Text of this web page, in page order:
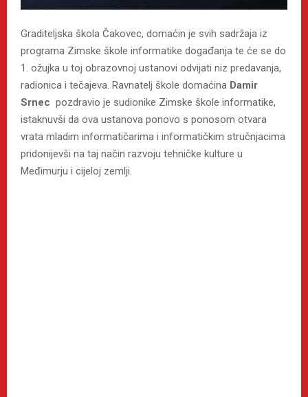
Graditeljska škola Čakovec, domaćin je svih sadržaja iz
programa Zimske škole informatike događanja te će se do
1. ožujka u toj obrazovnoj ustanovi odvijati niz predavanja,
radionica i tečajeva. Ravnatelj škole domaćina Damir
Srnec pozdravio je sudionike Zimske škole informatike,
istaknuvši da ova ustanova ponovo s ponosom otvara
vrata mladim informatičarima i informatičkim stručnjacima
pridonijevši na taj način razvoju tehničke kulture u
Međimurju i cijeloj zemlji.